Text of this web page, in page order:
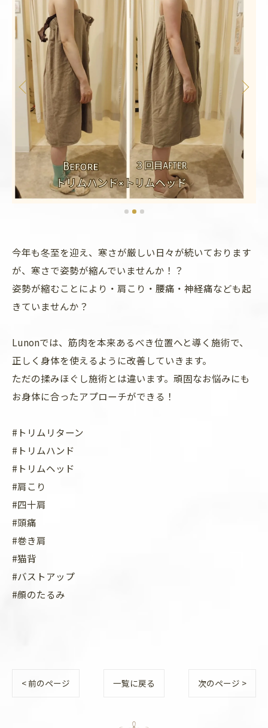
今年も冬至を迎え、寒さが厳しい日々が続いております
が、寒さで姿勢が縮んでいませんか！？
姿勢が縮むことにより・肩こり・腰痛・神経痛なども起
きていませんか？
Lunonでは、筋肉を本来あるべき位置へと導く施術で、
正しく身体を使えるように改善していきます。
ただの揉みほぐし施術とは違います。頑固なお悩みにも
お身体に合ったアプローチができる！
#トリムリターン
#トリムハンド
#トリムヘッド
#肩こり
#四十肩
#頭痛
#巻き肩
#猫背
#バストアップ
#顔のたるみ
< 前のページ 一覧に戻る 次のページ >